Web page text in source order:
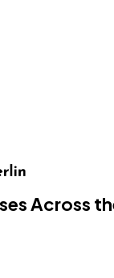
Across